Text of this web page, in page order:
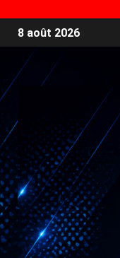
8 août 2026